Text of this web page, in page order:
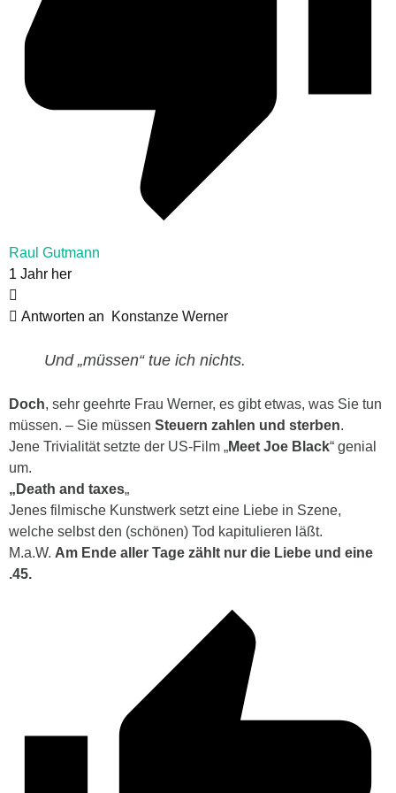
Raul Gutmann
1 Jahr her
Antworten an Konstanze Werner
Und „müssen“ tue ich nichts.
Doch, sehr geehrte Frau Werner, es gibt etwas, was Sie tun
müssen. – Sie müssen Steuern zahlen und sterben.
Jene Trivialität setzte der US-Film „Meet Joe Black“ genial
um.
„Death and taxes„
Jenes filmische Kunstwerk setzt eine Liebe in Szene,
welche selbst den (schönen) Tod kapitulieren läßt.
M.a.W. Am Ende aller Tage zählt nur die Liebe und eine
.45.